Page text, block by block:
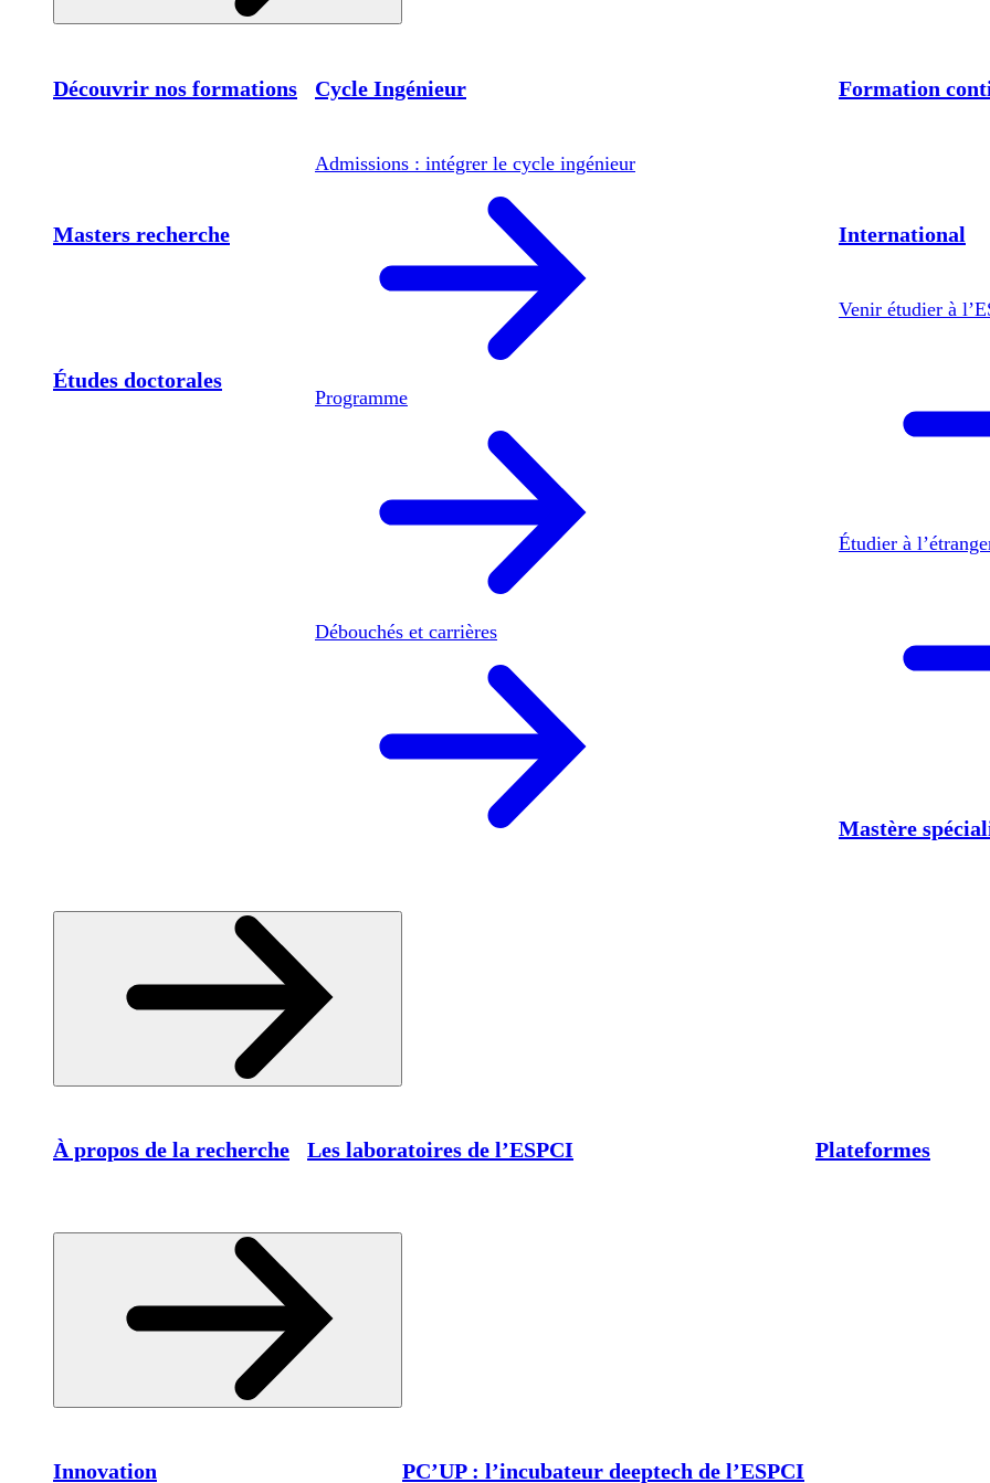
Découvrir nos formations Cycle Ingénieur
Admissions : intégrer le cycle ingénieur
Programme
Débouchés et carrières
Formation
International
Venir étudier à
Étudier à
Masters recherche
Études doctorales
Mastère
À propos de la recherche Les laboratoires de l’ESPCI Plateformes
Innovation PC’UP : l’incubateur deeptech de l’ESPCI